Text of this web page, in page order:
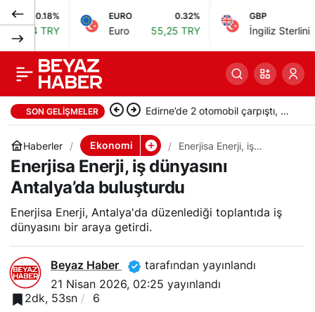
EURO 0.32%
Euro 55,25 TRY
GBP
İngiliz Sterlini 64,48 TRY
SON GELIŞMELER Edirne’de 2 otomobil çarpıştı, 9
kişi ağır yaralandı
Haberler Ekonomi
Enerjisa Enerji, iş
buluşturdu
Enerjisa Enerji, iş dünyasını
Antalya’da buluşturdu
Enerjisa Enerji, Antalya'da düzenlediği toplantıda iş
dünyasını bir araya getirdi.
Beyaz Haber
tarafından yayınlandı
21 Nisan 2026, 02:25 yayınlandı
2dk, 53sn
6
HES’lere 1300
megavat hibrit
kapasite tahsisi
olumlu karşılandı
0 Paylaş